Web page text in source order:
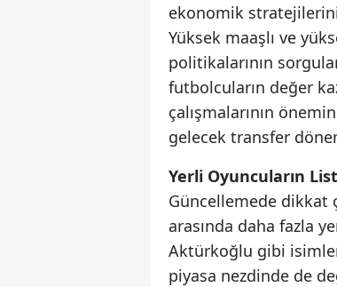
ekonomik
Yüksek maaşlı ve
politikalarının
futbolcuların değer
çalışmalarının
gelecek transfer
Yerli Oyuncuların
Güncellemede dikkat
arasında daha fazla
Aktürkoğlu gibi
piyasa nezdinde de